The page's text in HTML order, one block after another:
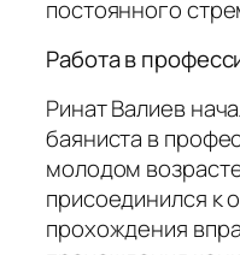
постоянного
Работа в
Ринат Валиев
баяниста в
молодом
присоединился к
прохождения